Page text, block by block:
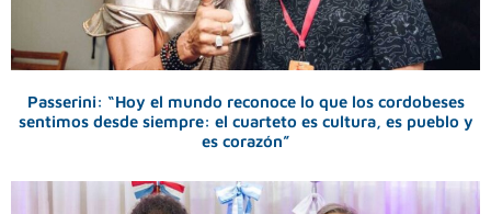
Passerini: “Hoy el mundo reconoce lo que los cordobeses
sentimos desde siempre: el cuarteto es cultura, es pueblo y
es corazón”